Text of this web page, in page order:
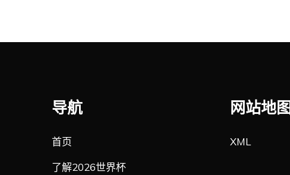
导航
首页
了解2026世界杯
网站地图
XML